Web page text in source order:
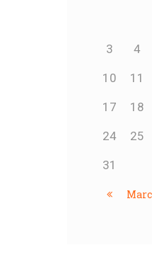
3 4
10 11
17 18
24 25
31